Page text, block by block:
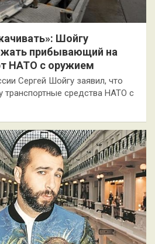
Шойгу
прибывающий на
НАТО с оружием
Сергей Шойгу заявил, что
транспортные средства НАТО с